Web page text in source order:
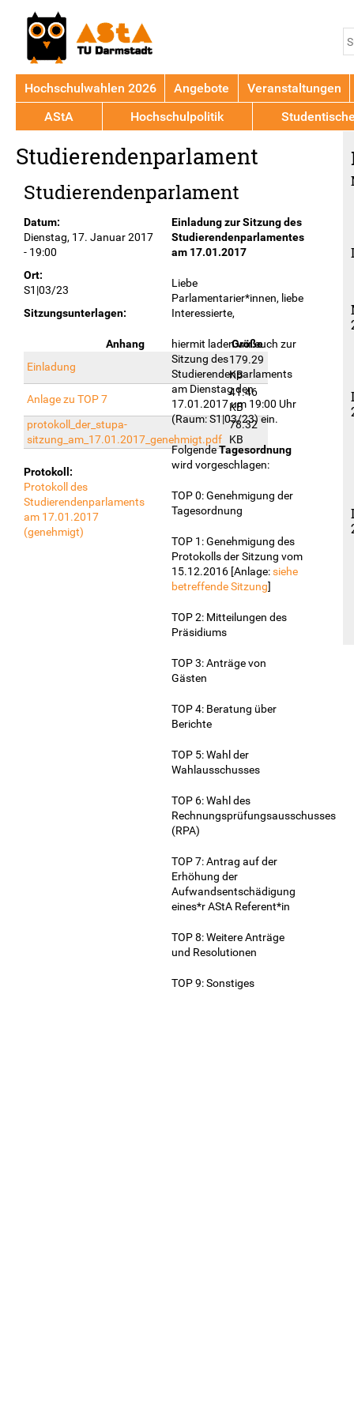
to
top
Studierendenparlament
Studierendenparlament
Datum:
Dienstag, 17. Januar 2017
- 19:00
Ort:
S1|03/23
Sitzungsunterlagen:
Anhang
Größe
Einladung
179.29
KB
Anlage zu TOP 7
41.46
KB
protokoll_der_stupa-
sitzung_am_17.01.2017_genehmigt.pdf
78.32
KB
Protokoll:
Protokoll des
Studierendenparlaments
am 17.01.2017
(genehmigt)
Einladung zur Sitzung des
Studierendenparlamentes
am 17.01.2017
Liebe
Parlamentarier*innen, liebe
Interessierte,
hiermit laden wir euch zur
Sitzung des
Studierendenparlaments
am Dienstag den
17.01.2017 um 19:00 Uhr
(Raum: S1|03/23) ein.
FolgendeTagesordnung
wird vorgeschlagen:
TOP 0: Genehmigung der
Tagesordnung
TOP 1: Genehmigung des
Protokolls der Sitzung vom
15.12.2016 [Anlage:siehe
betreffende Sitzung]
TOP 2: Mitteilungen des
Präsidiums
TOP 3: Anträge von
Gästen
TOP 4: Beratung über
Berichte
TOP 5: Wahl der
Wahlausschusses
TOP 6: Wahl des
Rechnungsprüfungsausschusses
(RPA)
TOP 7: Antrag auf der
Erhöhung der
Aufwandsentschädigung
eines*r AStA Referent*in
TOP 8: Weitere Anträge
und Resolutionen
TOP 9: Sonstiges
Hochschulwahlen 2026 Angebote
Veranstaltungen
AStA
Hochschulpolitik